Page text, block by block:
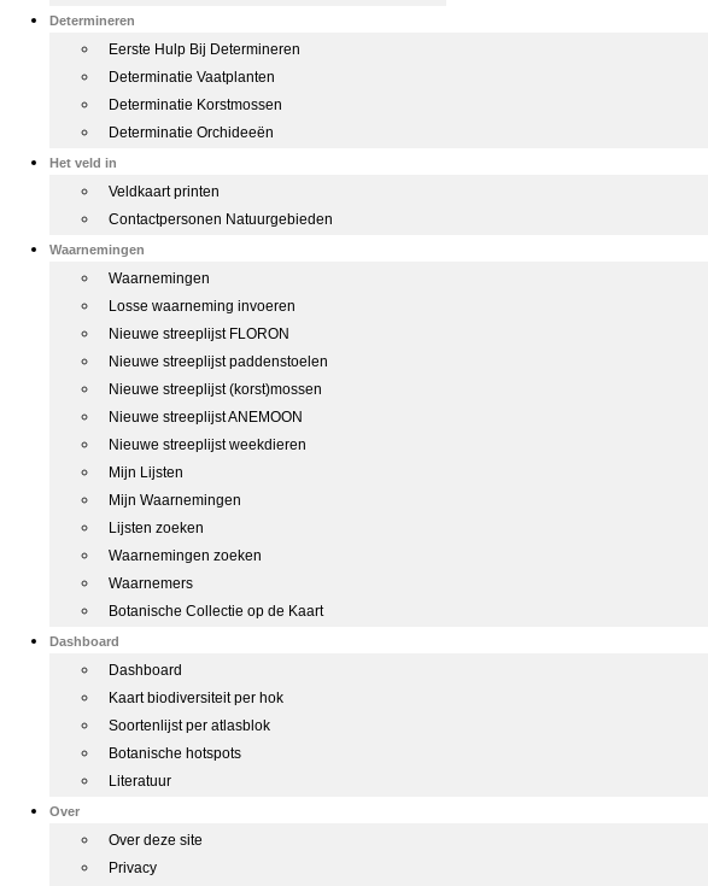
Determineren
Eerste Hulp Bij Determineren
Determinatie Vaatplanten
Determinatie Korstmossen
Determinatie Orchideeën
Het veld in
Veldkaart printen
Contactpersonen Natuurgebieden
Waarnemingen
Waarnemingen
Losse waarneming invoeren
Nieuwe streeplijst FLORON
Nieuwe streeplijst paddenstoelen
Nieuwe streeplijst (korst)mossen
Nieuwe streeplijst ANEMOON
Nieuwe streeplijst weekdieren
Mijn Lijsten
Mijn Waarnemingen
Lijsten zoeken
Waarnemingen zoeken
Waarnemers
Botanische Collectie op de Kaart
Dashboard
Dashboard
Kaart biodiversiteit per hok
Soortenlijst per atlasblok
Botanische hotspots
Literatuur
Over
Over deze site
Privacy